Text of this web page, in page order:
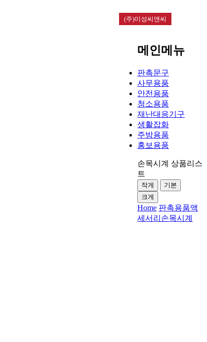
(주)미성씨앤씨
메인메뉴
판촉문구
사무용품
안전용품
청소용품
재난대응기구
생활잡화
주방용품
홍보용품
손목시계 상품리스
트
작게
기본
크게
Home 판촉용품액
세서리 손목시계